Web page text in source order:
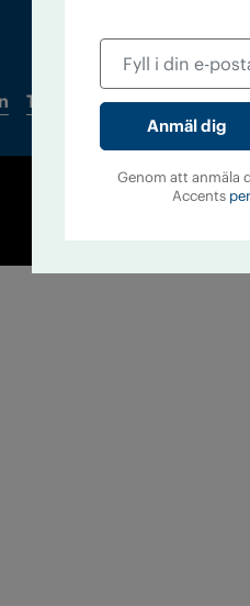
Tidningsarkiv In English
Genom att anmäla
Accents